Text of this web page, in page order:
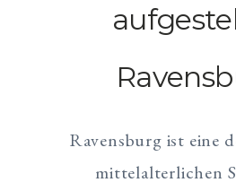
Ravensburg ist eine
mittelalterlichen